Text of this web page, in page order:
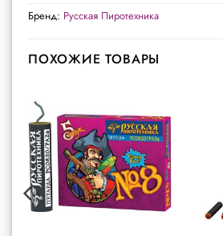
Бренд: Русская Пиротехника
ПОХОЖИЕ ТОВАРЫ